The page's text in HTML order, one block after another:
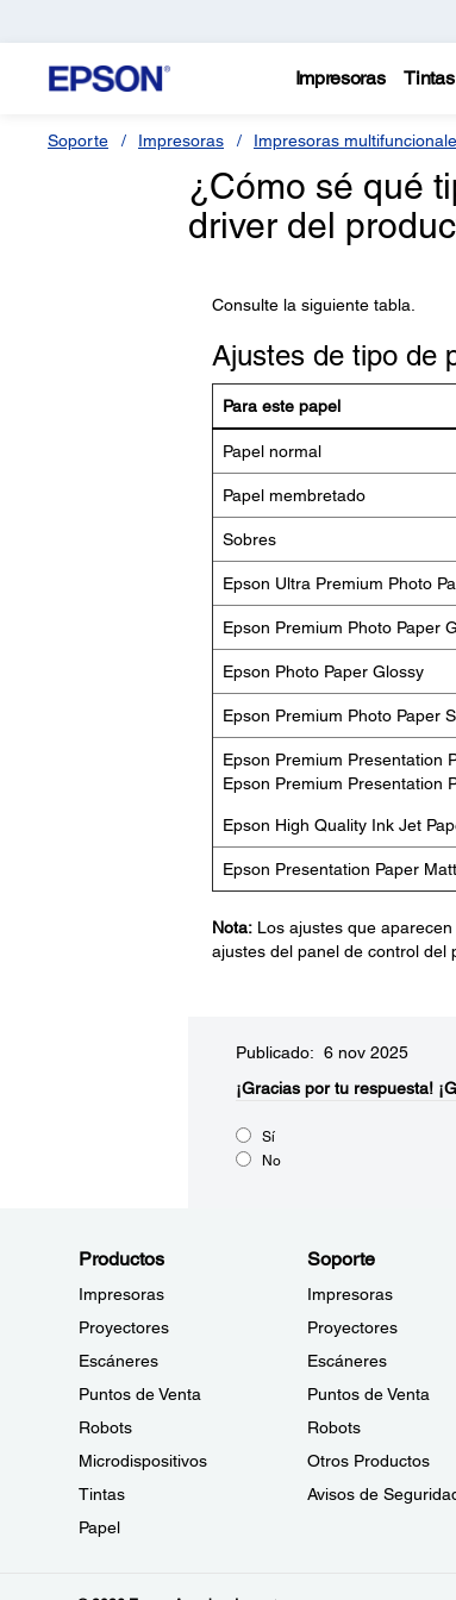
Impresoras Tintas
Soporte Impresoras Impresoras
¿Cómo sé qué
driver del
Consulte la siguiente tabla.
Ajustes de tipo de
Para este papel
Papel normal
Papel membretado
Sobres
Epson Ultra Premium Photo
Epson Premium Photo Paper
Epson Photo Paper Glossy
Epson Premium Photo Paper
Epson Premium Presentation
Epson Premium Presentation
Epson High Quality Ink Jet
Epson Presentation Paper
Nota:Los ajustes que aparecen
ajustes del panel de control del
Publicado: 6 nov 2025
¡Gracias por tu respuesta!
Sí
No
Productos
Impresoras
Proyectores
Escáneres
Puntos de Venta
Robots
Microdispositivos
Tintas
Papel
Soporte
Impresoras
Proyectores
Escáneres
Puntos de Venta
Robots
Otros Productos
Avisos de